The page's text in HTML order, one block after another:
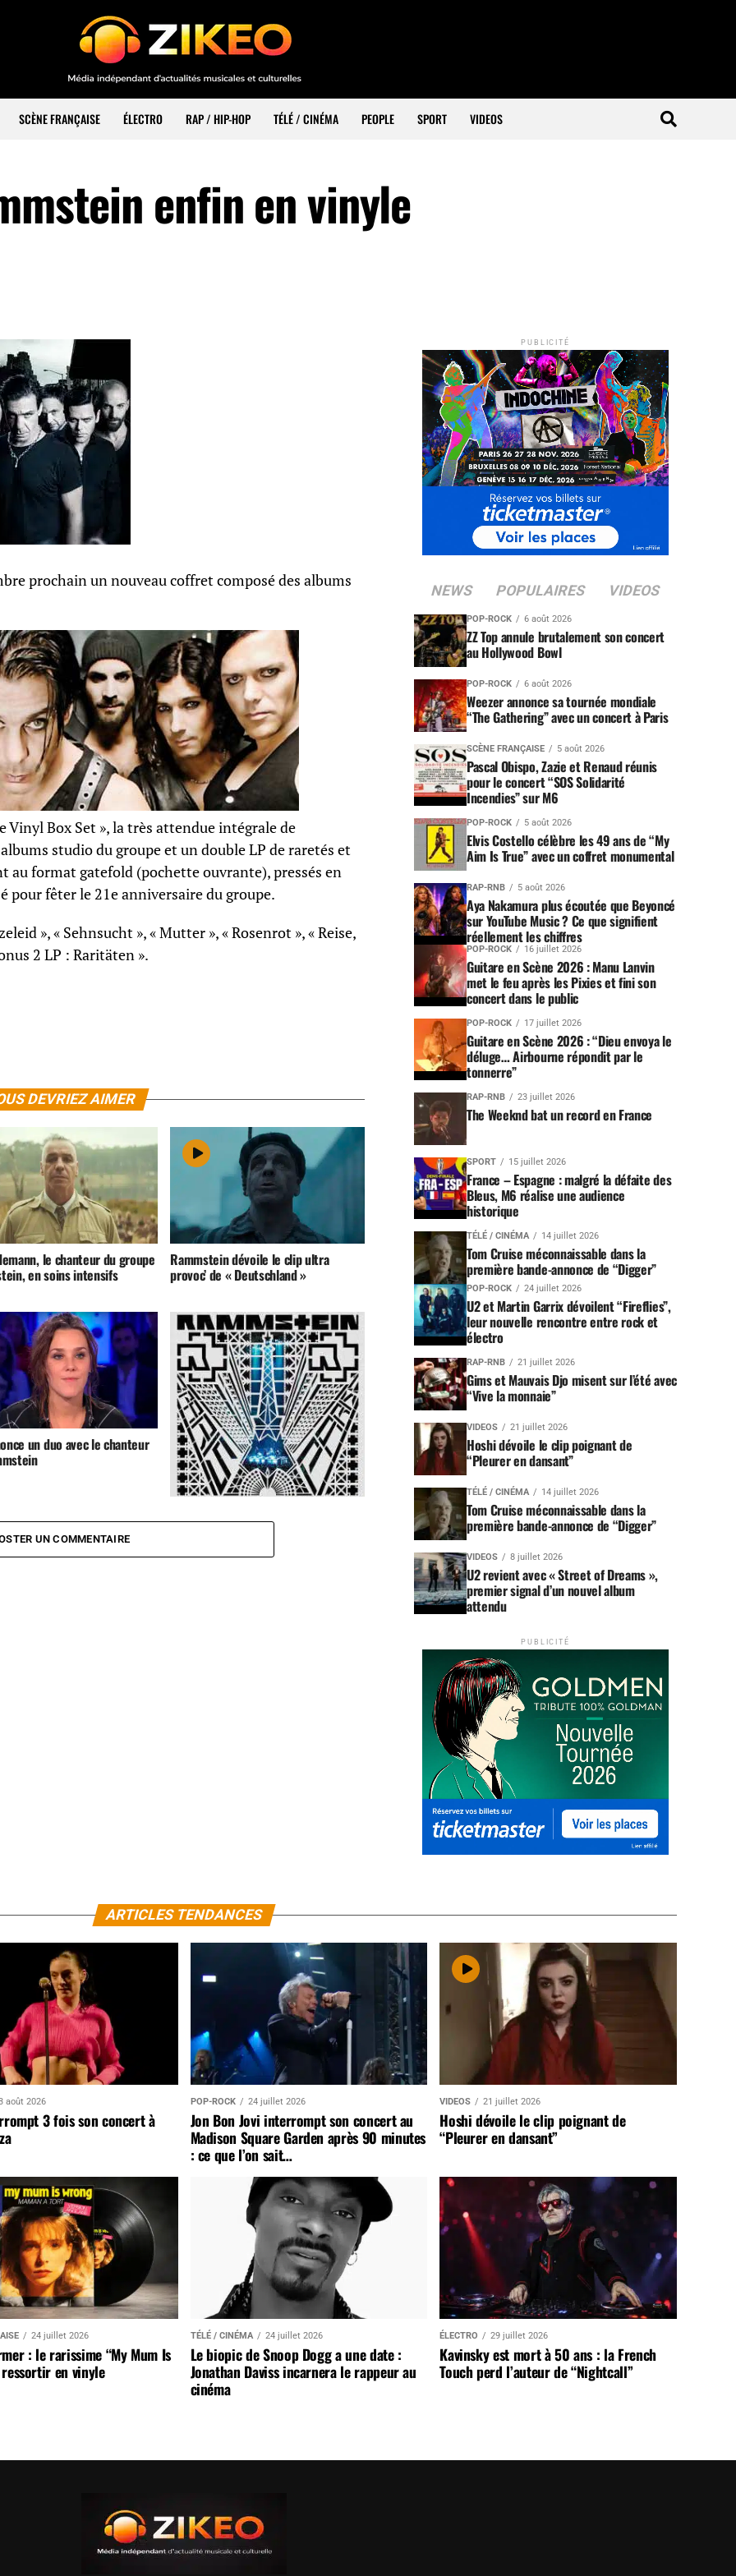
SCÈNE FRANÇAISE ÉLECTRO RAP / HIP-HOP TÉLÉ / CINÉMA PEOPLE SPORT VIDEOS
enfin en vinyle
prochain un nouveau coffret composé des albums
Box Set », la très attendue intégrale de
studio du groupe et un double LP de raretés et
au format gatefold (pochette ouvrante), pressés en
pour fêter le 21e anniversaire du groupe.
», « Sehnsucht », « Mutter », « Rosenrot », « Reise,
2 LP : Raritäten ».
DEVRIEZ AIMER
le chanteur du groupe
en soins intensifs
Rammstein dévoile le clip ultra
provoc’ de « Deutschland »
un duo avec le chanteur
UN COMMENTAIRE
PUBLICITÉ
NEWS POPULAIRES VIDEOS
POP-ROCK 6 août 2026
ZZ Top annule brutalement son concert
au Hollywood Bowl
POP-ROCK 6 août 2026
Weezer annonce sa tournée mondiale
“The Gathering” avec un concert à Paris
SCÈNE FRANÇAISE 5 août 2026
Pascal Obispo, Zazie et Renaud réunis
pour le concert “SOS Solidarité
Incendies” sur M6
POP-ROCK 5 août 2026
Elvis Costello célèbre les 49 ans de “My
Aim Is True” avec un coffret monumental
RAP-RNB 5 août 2026
Aya Nakamura plus écoutée que Beyoncé
sur YouTube Music ? Ce que signifient
réellement les chiffres
POP-ROCK 16 juillet 2026
Guitare en Scène 2026 : Manu Lanvin
met le feu après les Pixies et fini son
concert dans le public
POP-ROCK 17 juillet 2026
Guitare en Scène 2026 : “Dieu envoya le
déluge… Airbourne répondit par le
tonnerre”
RAP-RNB 23 juillet 2026
The Weeknd bat un record en France
SPORT 15 juillet 2026
France – Espagne : malgré la défaite des
Bleus, M6 réalise une audience
historique
TÉLÉ / CINÉMA 14 juillet 2026
Tom Cruise méconnaissable dans la
première bande-annonce de “Digger”
POP-ROCK 24 juillet 2026
U2 et Martin Garrix dévoilent “Fireflies”,
leur nouvelle rencontre entre rock et
électro
RAP-RNB 21 juillet 2026
Gims et Mauvais Djo misent sur l’été avec
“Vive la monnaie”
VIDEOS 21 juillet 2026
Hoshi dévoile le clip poignant de
“Pleurer en dansant”
TÉLÉ / CINÉMA 14 juillet 2026
Tom Cruise méconnaissable dans la
première bande-annonce de “Digger”
VIDEOS 8 juillet 2026
U2 revient avec « Street of Dreams »,
premier signal d’un nouvel album
attendu
PUBLICITÉ
ARTICLES TENDANCES
août 2026
3 fois son concert à
POP-ROCK 24 juillet 2026
Jon Bon Jovi interrompt son concert au
Madison Square Garden après 90 minutes
: ce que l’on sait…
VIDEOS 21 juillet 2026
Hoshi dévoile le clip poignant de
“Pleurer en dansant”
24 juillet 2026
: le rarissime “My Mum Is
ressortir en vinyle
TÉLÉ / CINÉMA 24 juillet 2026
Le biopic de Snoop Dogg a une date :
Jonathan Daviss incarnera le rappeur au
cinéma
ÉLECTRO 29 juillet 2026
Kavinsky est mort à 50 ans : la French
Touch perd l’auteur de “Nightcall”